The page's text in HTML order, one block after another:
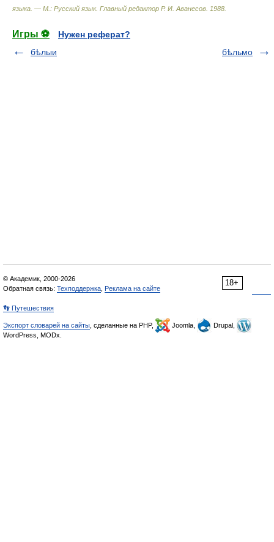
языка. — М.: Русский язык. Главный редактор Р. И. Аванесов 1988
Игры ⚽
Нужен реферат?
бѣлыи
бѣльмо
18+
© Академик, 2000-2026
Обратная связь: Техподдержка Реклама на сайте
👣 Путешествия
Экспорт словарей на сайты , сделанные на PHP, Joomla,
Drupal,
WordPress, MODx.